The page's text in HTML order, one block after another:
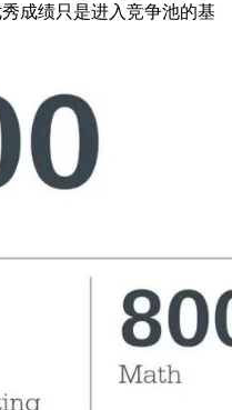
成绩只是进入竞争池的基